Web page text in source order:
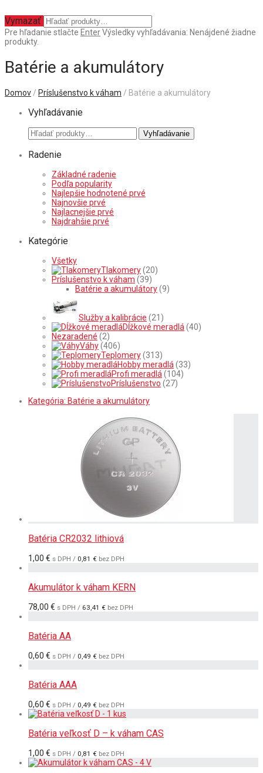
Vymazať
Pre hľadanie stlačte EnterVýsledky vyhľadávania: Nenájdené žiadne
produkty.
Batérie a akumulátory
Domov / Príslušenstvo k váham / Batérie a akumulátory
Vyhľadávanie
Hľadať: Vyhľadávanie
Radenie
Základné radenie
Podľa popularity
Najlepšie hodnotené prvé
Najnovšie prvé
Najlacnejšie prvé
Najdrahšie prvé
Kategórie
Všetky
Tlakomery(20)
Príslušenstvo k váham (39)
Batérie a akumulátory(9)
Služby a kalibrácie (21)
Dĺžkové meradlá (40)
Nezaradené (2)
Váhy(406)
Teplomery(313)
Hobby meradlá (33)
Profi meradlá (104)
Príslušenstvo (27)
Kategória: Batérie a akumulátory
Batéria CR2032 lithiová
1,00 € s DPH / 0,81 € bez DPH
Akumulátor k váham KERN
78,00 € s DPH / 63,41 € bez DPH
Batéria AA
0,60 € s DPH / 0,49 € bez DPH
Batéria AAA
0,60 € s DPH / 0,49 € bez DPH
Batéria veľkosť D – k váham CAS
1,00 € s DPH / 0,81 € bez DPH